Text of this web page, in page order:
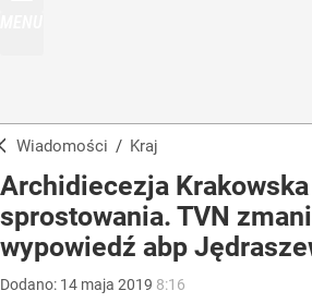
Wiadomości / Kraj
Archidiecezja
sprostowania. TVN
wypowiedź abp
Dodano: 14 maja 2019 8:16